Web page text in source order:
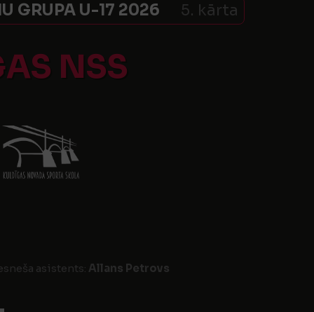
GRUPA U-17 2026 5. kārta
NSS
asistents: Allans Petrovs